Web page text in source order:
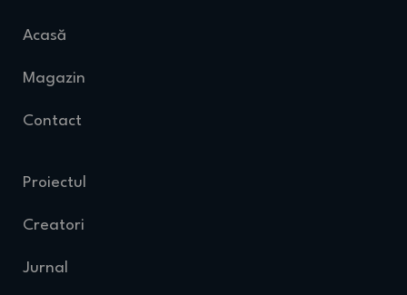
Acasă
Magazin
Contact
Proiectul
Creatori
Jurnal